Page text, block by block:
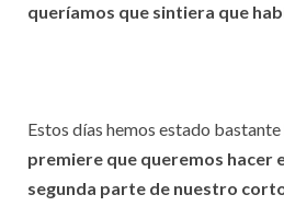
queríamos que sintiera que
Estos días hemos estado
premiere que queremos hacer
segunda parte de nuestro